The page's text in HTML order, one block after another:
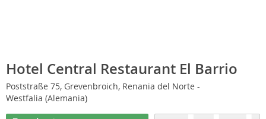
Hotel Central Restaurant El Barrio
Poststraße 75, Grevenbroich, Renania del Norte -
Westfalia (Alemania)